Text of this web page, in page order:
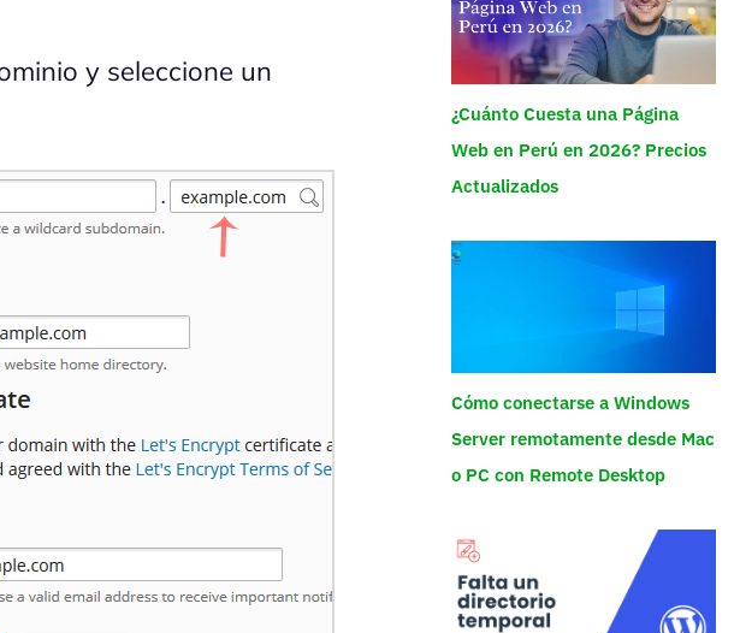
y seleccione un
¿Cuánto Cuesta una Página
Web en Perú en 2026? Precios
Actualizados
Cómo conectarse a Windows
Server remotamente desde Mac
o PC con Remote Desktop